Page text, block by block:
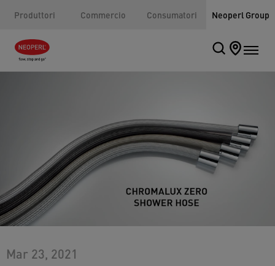
Produttori Commercio Consumatori Neoperl Group
Mar 23, 2021